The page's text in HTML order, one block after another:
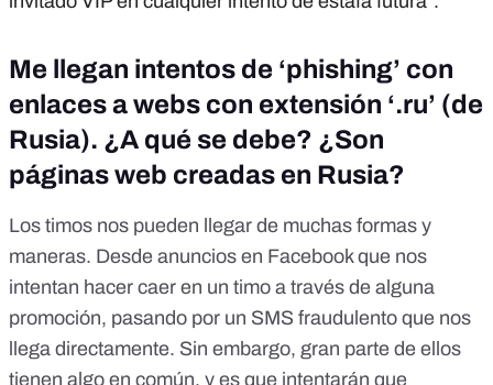
Me llegan intentos de ‘phishing’ con
enlaces a webs con extensión ‘.ru’ (de
Rusia). ¿A qué se debe? ¿Son
páginas web creadas en Rusia?
Los timos nos pueden llegar de muchas formas y
maneras. Desde anuncios en Facebook que nos
intentan hacer caer en un timo a través de alguna
promoción, pasando por un SMS fraudulento que nos
llega directamente. Sin embargo, gran parte de ellos
tienen algo en común, y es que intentarán que